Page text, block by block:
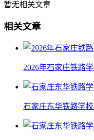
暂无相关文章
相关文章
2026年石家庄铁路
石家庄东华铁路学校